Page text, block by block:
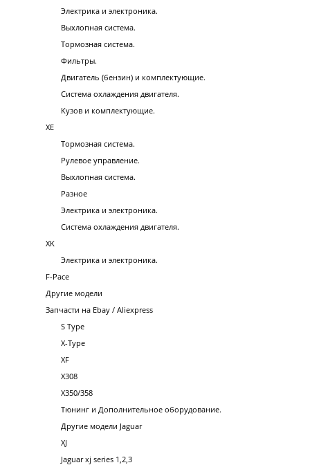
Электрика и электроника.
Выхлопная система.
Тормозная система.
Фильтры.
Двигатель (бензин) и комплектующие.
Система охлаждения двигателя.
Кузов и комплектующие.
XE
Тормозная система.
Рулевое управление.
Выхлопная система.
Разное
Электрика и электроника.
Система охлаждения двигателя.
XK
Электрика и электроника.
F-Pace
Другие модели
Запчасти на Ebay / Aliexpress
S Type
X-Type
XF
X308
X350/358
Тюнинг и Дополнительное оборудование.
Другие модели Jaguar
XJ
Jaguar xj series 1,2,3